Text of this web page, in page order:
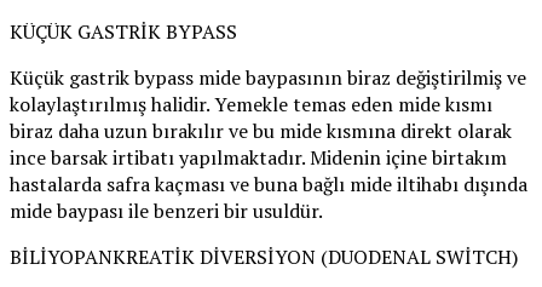
KÜÇÜK GASTRİK BYPASS
Küçük gastrik bypass mide baypasının biraz değiştirilmiş ve
kolaylaştırılmış halidir. Yemekle temas eden mide kısmı
biraz daha uzun bırakılır ve bu mide kısmına direkt olarak
ince barsak irtibatı yapılmaktadır. Midenin içine birtakım
hastalarda safra kaçması ve buna bağlı mide iltihabı dışında
mide baypası ile benzeri bir usuldür.
BİLİYOPANKREATİK DİVERSİYON (DUODENAL SWİTCH)